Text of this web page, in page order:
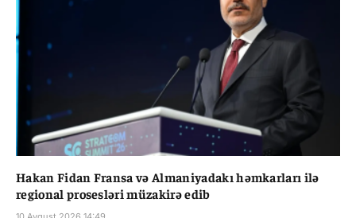
Hakan Fidan Fransa və Almaniyadakı həmkarları ilə
regional prosesləri müzakirə edib